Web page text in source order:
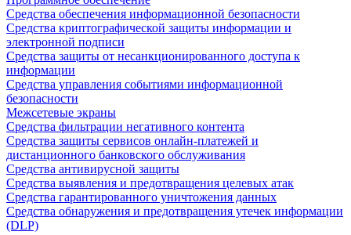
Средства обеспечения информационной безопасности
Средства криптографической защиты информации и
электронной подписи
Средства защиты от несанкционированного доступа к
информации
Средства управления событиями информационной
безопасности
Межсетевые экраны
Средства фильтрации негативного контента
Средства защиты сервисов онлайн-платежей и
дистанционного банковского обслуживания
Средства антивирусной защиты
Средства выявления и предотвращения целевых атак
Средства гарантированного уничтожения данных
Средства обнаружения и предотвращения утечек информации
(DLP)